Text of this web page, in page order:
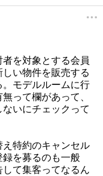
を対象とする会員
い物件を販売する
モデルルームに行
って欄があって、
いにチェックって
特約のキャンセル
録を募るのも一般
て集客ってなるん